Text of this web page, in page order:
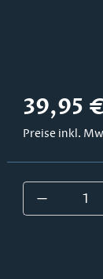
Regulärer
39,95 €
Preise inkl.